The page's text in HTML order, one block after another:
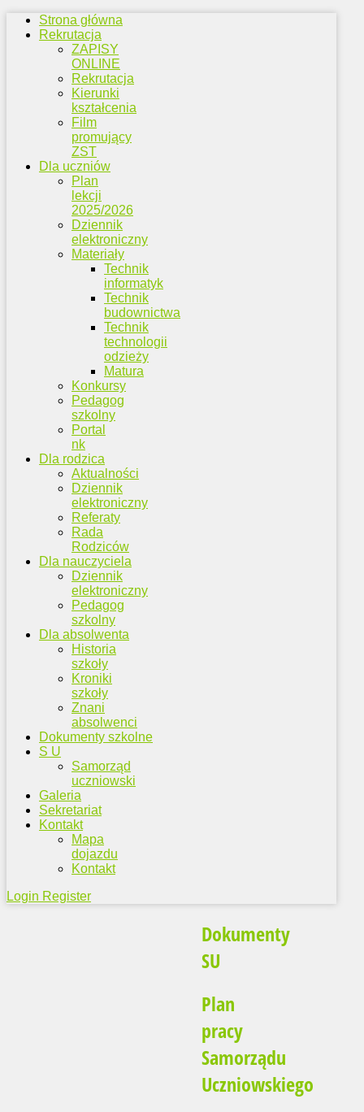
Strona główna
Rekrutacja
ZAPISY
ONLINE
Rekrutacja
Kierunki
kształcenia
Film
promujący
ZST
Dla uczniów
Plan
lekcji
2025/2026
Dziennik
elektroniczny
Materiały
Technik
informatyk
Technik
budownictwa
Technik
technologii
odzieży
Matura
Konkursy
Pedagog
szkolny
Portal
nk
Dla rodzica
Aktualności
Dziennik
elektroniczny
Referaty
Rada
Rodziców
Dla nauczyciela
Dziennik
elektroniczny
Pedagog
szkolny
Dla absolwenta
Historia
szkoły
Kroniki
szkoły
Znani
absolwenci
Dokumenty szkolne
S U
Samorząd
uczniowski
Galeria
Sekretariat
Kontakt
Mapa
dojazdu
Kontakt
Login Register
Dokumenty
SU
Plan
pracy
Samorządu
Uczniowskiego